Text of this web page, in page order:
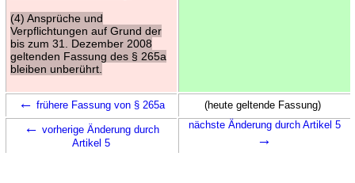
(4) Ansprüche und
Verpflichtungen auf Grund der
bis zum 31. Dezember 2008
geltenden Fassung des § 265a
bleiben unberührt.
← frühere Fassung von § 265a (heute geltende Fassung)
← vorherige Änderung durch
Artikel 5
nächste Änderung durch Artikel 5
→